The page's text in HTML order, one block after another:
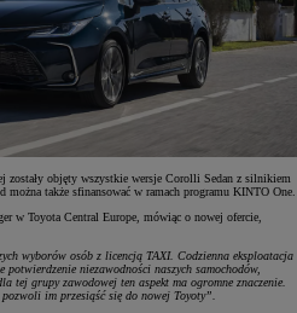
zostały objęty wszystkie wersje Corolli Sedan z silnikiem
także sfinansować w ramach programu KINTO One.
w Toyota Central Europe, mówiąc o nowej ofercie,
wyborów osób z licencją TAXI. Codzienna eksploatacja
niezawodności naszych samochodów,
tej grupy zawodowej ten aspekt ma ogromne znaczenie.
im przesiąść się do nowej Toyoty”.